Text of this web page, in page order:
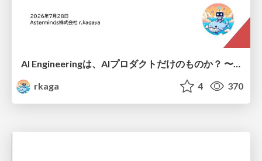
AI Engineeringは、AIプロダクトだけのものか？ 〜AIがソフトウェアを作る時代の新しい当たり前〜 / No AI in your product. AI Engineering in your development.
rkaga
4 370